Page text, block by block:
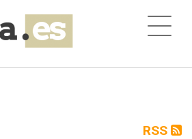
RSS